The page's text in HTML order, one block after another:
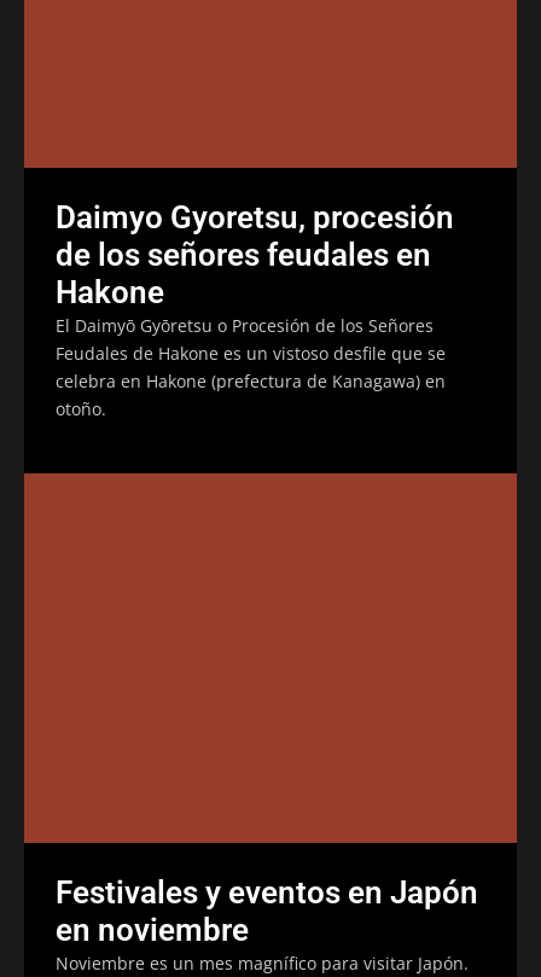
Daimyo Gyoretsu, procesión
de los señores feudales en
Hakone
El Daimyō Gyōretsu o Procesión de los Señores
Feudales de Hakone es un vistoso desfile que se
celebra en Hakone (prefectura de Kanagawa) en
otoño.
Festivales y eventos en Japón
en noviembre
Noviembre es un mes magnífico para visitar Japón.